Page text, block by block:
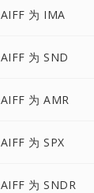
AIFF 为 IMA
AIFF 为 SND
AIFF 为 AMR
AIFF 为 SPX
AIFF 为 SNDR